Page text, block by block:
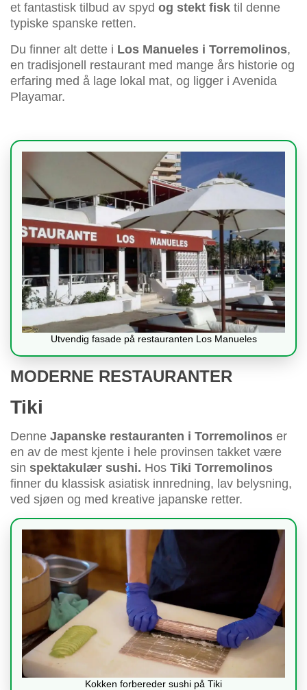
et fantastisk tilbud av spyd og stekt fisk til denne
typiske spanske retten.
Du finner alt dette i Los Manueles i Torremolinos,
en tradisjonell restaurant med mange års historie og
erfaring med å lage lokal mat, og ligger i Avenida
Playamar.
Utvendig fasade på restauranten Los Manueles
MODERNE RESTAURANTER
Tiki
Denne Japanske restauranten i Torremolinos er
en av de mest kjente i hele provinsen takket være
sin spektakulær sushi. Hos Tiki Torremolinos
finner du klassisk asiatisk innredning, lav belysning,
ved sjøen og med kreative japanske retter.
Kokken forbereder sushi på Tiki